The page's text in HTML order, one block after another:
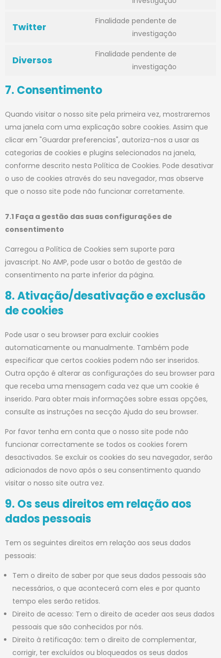
Twitter
Finalidade pendente de
investigação
Diversos
Finalidade pendente de
investigação
7. Consentimento
Quando visitar o nosso site pela primeira vez, mostraremos
uma janela com uma explicação sobre cookies. Assim que
clicar em "Guardar preferencias", autoriza-nos a usar as
categorias de cookies e plugins selecionados na janela,
conforme descrito nesta Política de Cookies. Pode desativar
o uso de cookies através do seu navegador, mas observe
que o nosso site pode não funcionar corretamente.
7.1 Faça a gestão das suas configurações de
consentimento
Carregou a Política de Cookies sem suporte para
javascript. No AMP, pode usar o botão de gestão de
consentimento na parte inferior da página.
8. Ativação/desativação e exclusão
de cookies
Pode usar o seu browser para excluir cookies
automaticamente ou manualmente. Também pode
especificar que certos cookies podem não ser inseridos.
Outra opção é alterar as configurações do seu browser para
que receba uma mensagem cada vez que um cookie é
inserido. Para obter mais informações sobre essas opções,
consulte as instruções na secção Ajuda do seu browser.
Por favor tenha em conta que o nosso site pode não
funcionar correctamente se todos os cookies forem
desactivados. Se excluir os cookies do seu navegador, serão
adicionados de novo após o seu consentimento quando
visitar o nosso site outra vez.
9. Os seus direitos em relação aos
dados pessoais
Tem os seguintes direitos em relação aos seus dados
pessoais:
Tem o direito de saber por que seus dados pessoais são
necessários, o que acontecerá com eles e por quanto
tempo eles serão retidos.
Direito de acesso: Tem o direito de aceder aos seus dados
pessoais que são conhecidos por nós.
Direito à retificação: tem o direito de complementar,
corrigir, ter excluídos ou bloqueados os seus dados